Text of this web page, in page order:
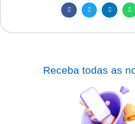
Receba todas as